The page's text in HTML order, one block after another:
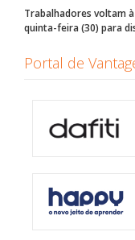
Trabalhadores voltam
quinta-feira (30) para
Portal de